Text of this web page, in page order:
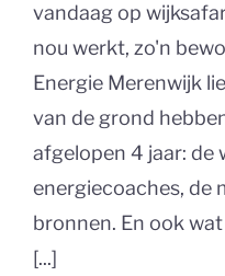
vandaag op
nou werkt, zo'n
Energie Merenwijk
van de grond
afgelopen 4 jaar: de
energiecoaches, de
bronnen. En ook
[...]